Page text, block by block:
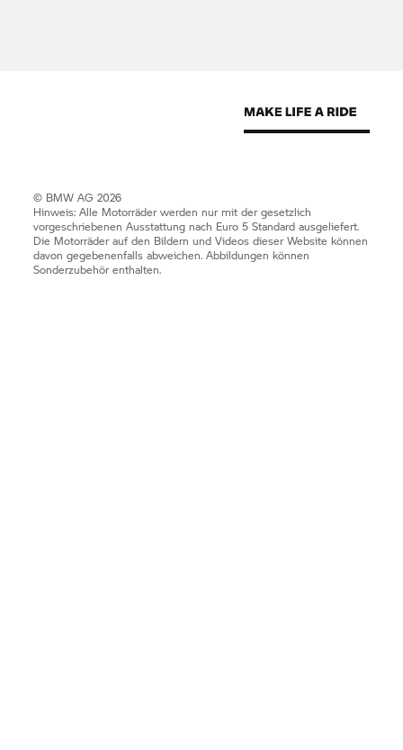
© BMW AG 2026
Hinweis: Alle Motorräder werden nur mit der gesetzlich
vorgeschriebenen Ausstattung nach Euro 5 Standard ausgeliefert.
Die Motorräder auf den Bildern und Videos dieser Website können
davon gegebenenfalls abweichen. Abbildungen können
Sonderzubehör enthalten.